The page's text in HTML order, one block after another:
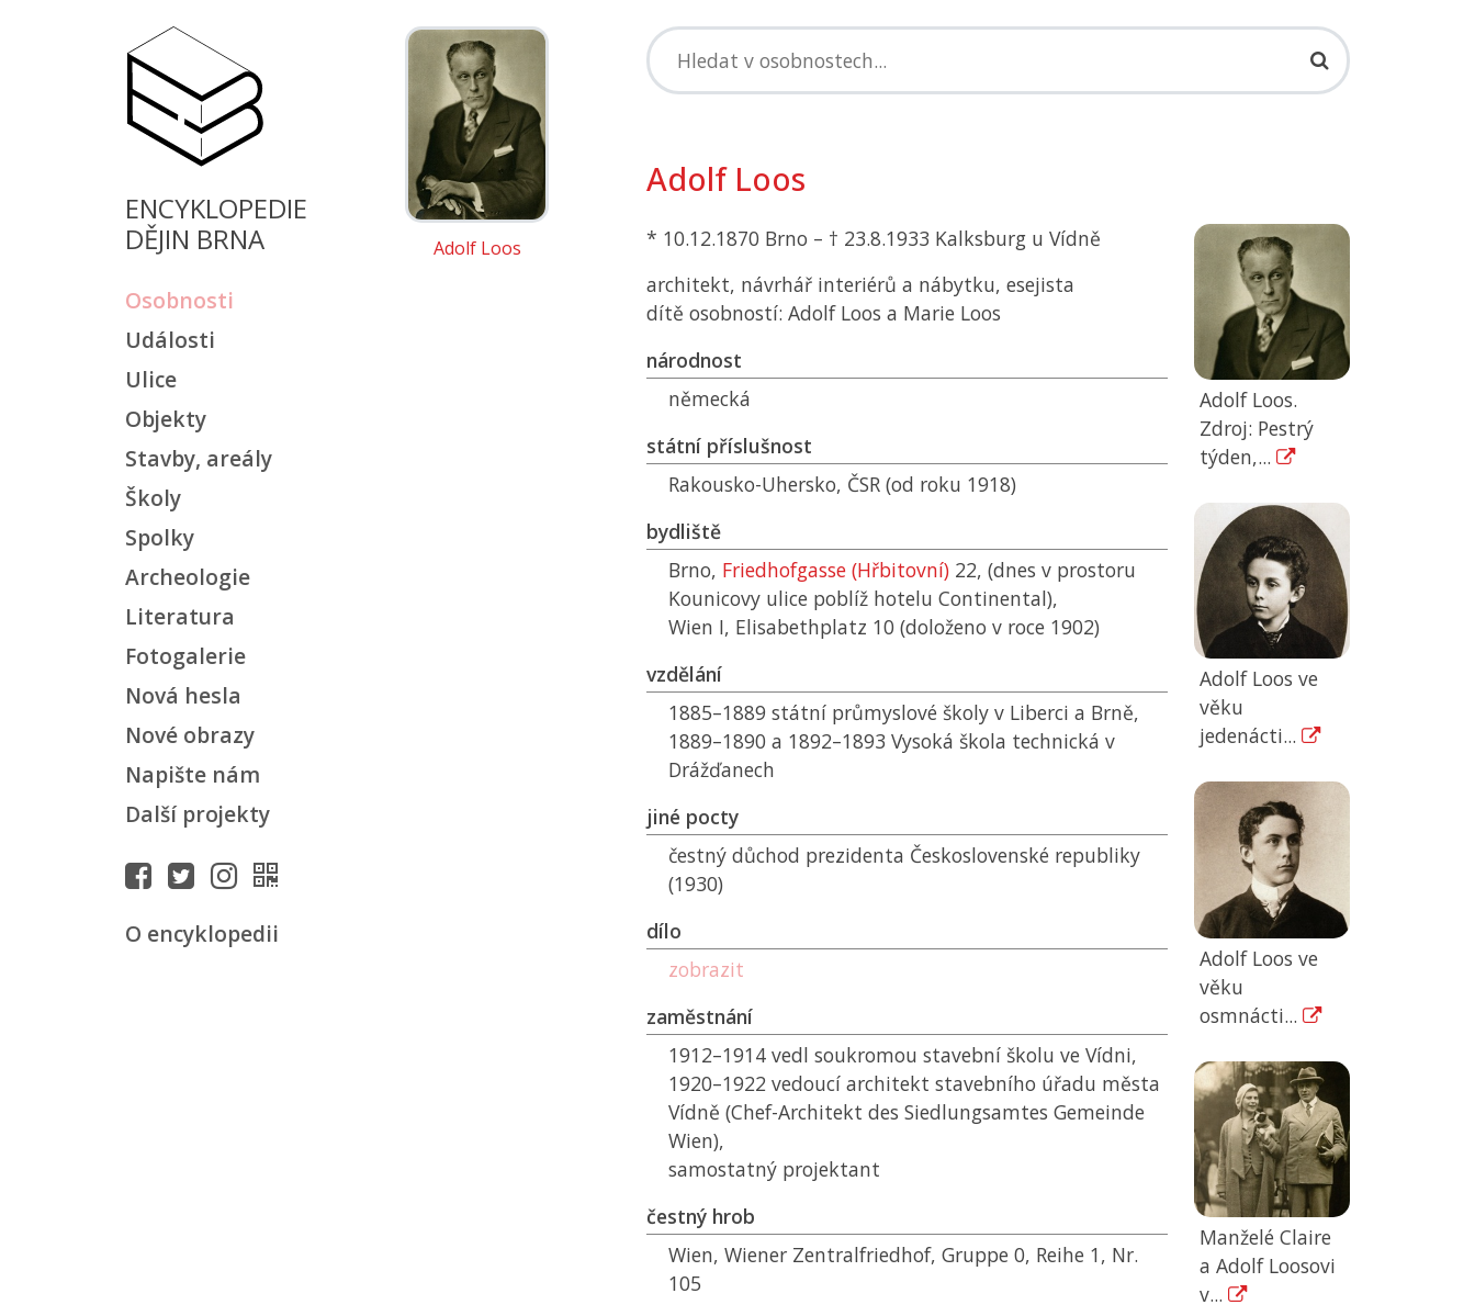
ENCYKLOPEDIE
DĚJIN BRNA
Osobnosti
Události
Ulice
Objekty
Stavby, areály
Školy
Spolky
Archeologie
Literatura
Fotogalerie
Nová hesla
Nové obrazy
Napište nám
Další projekty
O encyklopedii
Adolf Loos
Adolf Loos
* 10.12.1870 Brno – † 23.8.1933 Kalksburg u Vídně
architekt, návrhář interiérů a nábytku, esejista
dítě osobností: Adolf Loos a Marie Loos
národnost
německá
státní příslušnost
Rakousko-Uhersko, ČSR (od roku 1918)
bydliště
Brno, Friedhofgasse (Hřbitovní) 22, (dnes v prostoru
Kounicovy ulice poblíž hotelu Continental),
Wien I, Elisabethplatz 10 (doloženo v roce 1902)
vzdělání
1885–1889 státní průmyslové školy v Liberci a Brně,
1889–1890 a 1892–1893 Vysoká škola technická v
Drážďanech
jiné pocty
čestný důchod prezidenta Československé republiky
(1930)
dílo
zobrazit
zaměstnání
1912–1914 vedl soukromou stavební školu ve Vídni,
1920–1922 vedoucí architekt stavebního úřadu města
Vídně (Chef-Architekt des Siedlungsamtes Gemeinde
Wien),
samostatný projektant
čestný hrob
Wien, Wiener Zentralfriedhof, Gruppe 0, Reihe 1, Nr.
105
Adolf Loos.
Zdroj: Pestrý
týden,...
Adolf Loos ve
věku
jedenácti...
Adolf Loos ve
věku
osmnácti...
Manželé Claire
a Adolf Loosovi
v...